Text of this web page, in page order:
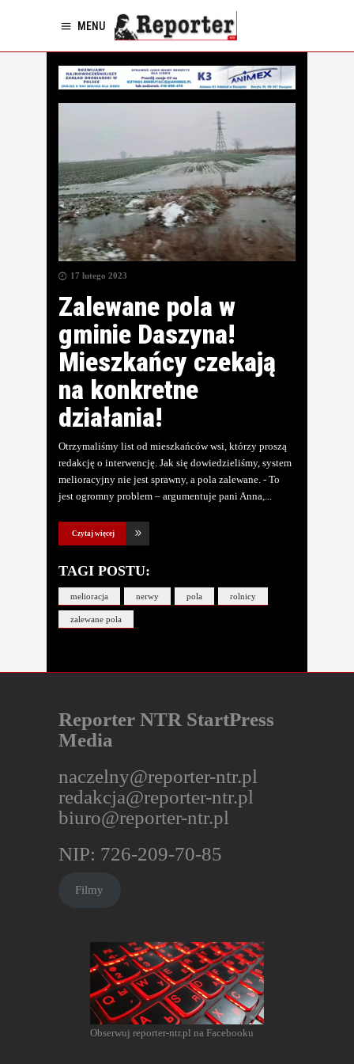
MENU
17 lutego 2023
Zalewane pola w
gminie Daszyna!
Mieszkańcy czekają
na konkretne
działania!
Otrzymaliśmy list od mieszkańców wsi, którzy proszą
redakcję o interwencję. Jak się dowiedzieliśmy, system
melioracyjny nie jest sprawny, a pola zalewane. - To
jest ogromny problem – argumentuje pani Anna,
Czytaj więcej
TAGI POSTU:
melioracja nerwy pola rolnicy
zalewane pola
Reporter NTR StartPress
Media
naczelny@reporter-ntr.pl
redakcja@reporter-ntr.pl
biuro@reporter-ntr.pl
NIP: 726-209-70-85
Filmy
Obserwuj reporter-ntr.pl na Facebooku